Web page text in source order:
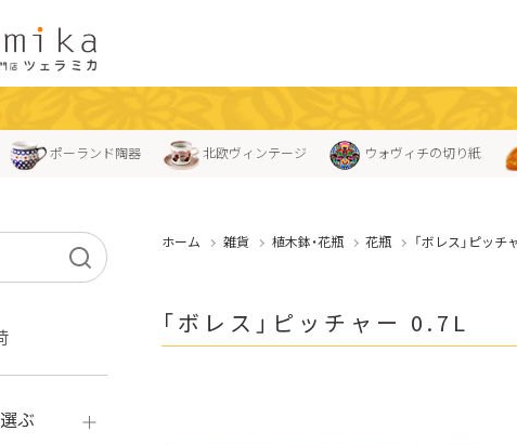
ポーランド陶器 北欧ヴィンテージ ウォヴィチの切り紙
ホーム 雑貨 植木鉢・花瓶 花瓶 「ボレス」ピッチ
「ボレス」ピッチャー 0.7L
ぶ